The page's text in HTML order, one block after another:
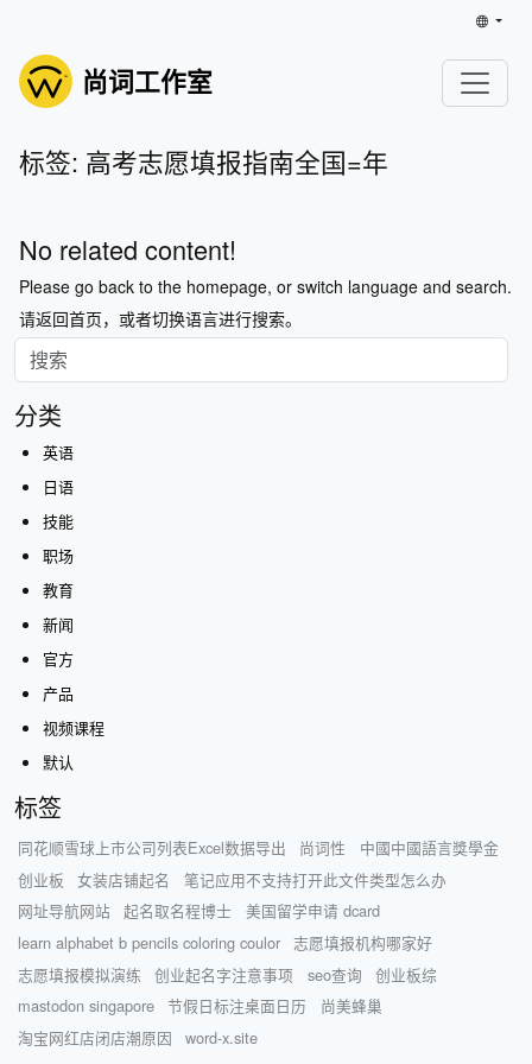
尚词工作室
标签: 高考志愿填报指南全国=年
No related content!
Please go back to the homepage, or switch language and search.
请返回首页，或者切换语言进行搜索。
分类
英语
日语
技能
职场
教育
新闻
官方
产品
视频课程
默认
标签
同花顺雪球上市公司列表Excel数据导出 尚词性
中國中國語言獎學金
创业板
女装店铺起名
笔记应用不支持打开此文件类型怎么办
网址导航网站
起名取名程博士
美国留学申请 dcard
learn alphabet b pencils coloring coulor
志愿填报机构哪家好
志愿填报模拟演练
创业起名字注意事项 seo查询
创业板综
mastodon singapore
节假日标注桌面日历
尚美蜂巢
淘宝网红店闭店潮原因
word-x.site